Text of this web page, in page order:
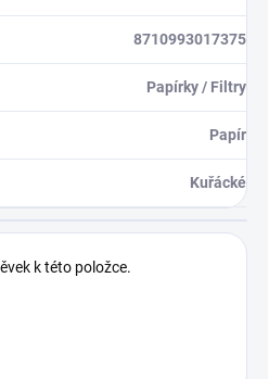
8710993017375
Papírky / Filtry
Papír
Kuřácké
k této položce.